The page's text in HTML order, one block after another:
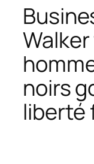
noirs
liberté